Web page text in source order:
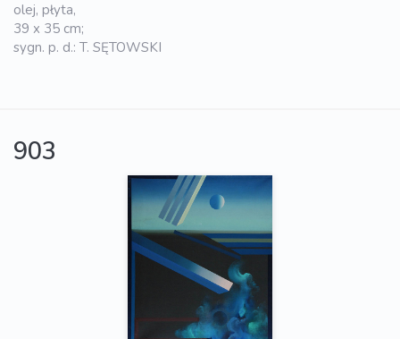
olej, płyta,
39 x 35 cm;
sygn. p. d.: T. SĘTOWSKI
903